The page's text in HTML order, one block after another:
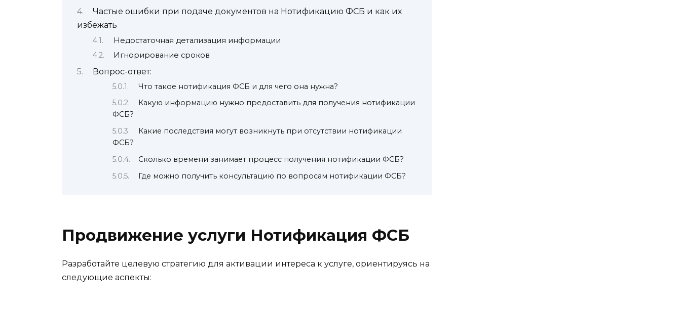
Частые ошибки при подаче документов на Нотификацию ФСБ и как их
избежать
Недостаточная детализация информации
Игнорирование сроков
Вопрос-ответ:
Что такое нотификация ФСБ и для чего она нужна?
Какую информацию нужно предоставить для получения нотификации
ФСБ?
Какие последствия могут возникнуть при отсутствии нотификации
ФСБ?
Сколько времени занимает процесс получения нотификации ФСБ?
Где можно получить консультацию по вопросам нотификации ФСБ?
Продвижение услуги Нотификация ФСБ
Разработайте целевую стратегию для активации интереса к услуге, ориентируясь на
следующие аспекты: